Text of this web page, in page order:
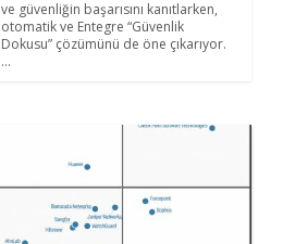
ve güvenliğin başarısını kanıtlarken,
otomatik ve Entegre “Güvenlik
Dokusu” çözümünü de öne çıkarıyor.
...